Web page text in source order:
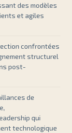
des modèles
et agiles
confrontées
structurel
post-
de
qui
technologique